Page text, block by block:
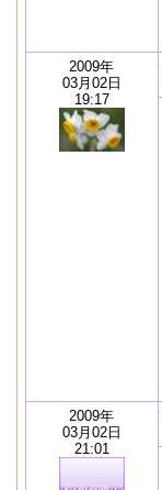
2009年
03月02日
19:17
2009年
03月02日
21:01